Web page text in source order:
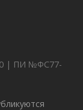
| ПИ №ФС77-